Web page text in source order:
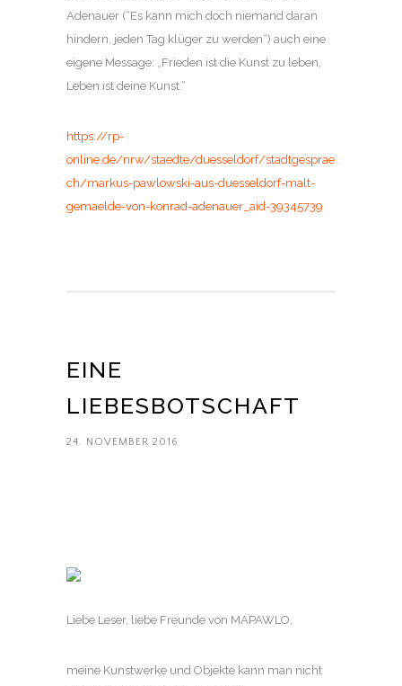
Adenauer (“Es kann mich doch niemand daran
hindern, jeden Tag klüger zu werden“) auch eine
eigene Message: „Frieden ist die Kunst zu leben,
Leben ist deine Kunst.“
https://rp-
online.de/nrw/staedte/duesseldorf/stadtgesprae
ch/markus-pawlowski-aus-duesseldorf-malt-
gemaelde-von-konrad-adenauer_aid-39345739
EINE
LIEBESBOTSCHAFT
24. NOVEMBER 2016
Liebe Leser, liebe Freunde von MAPAWLO,
meine Kunstwerke und Objekte kann man nicht